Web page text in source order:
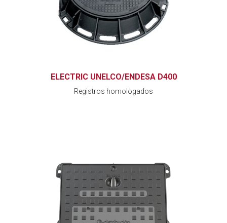
ELECTRIC UNELCO/ENDESA D400
Registros homologados